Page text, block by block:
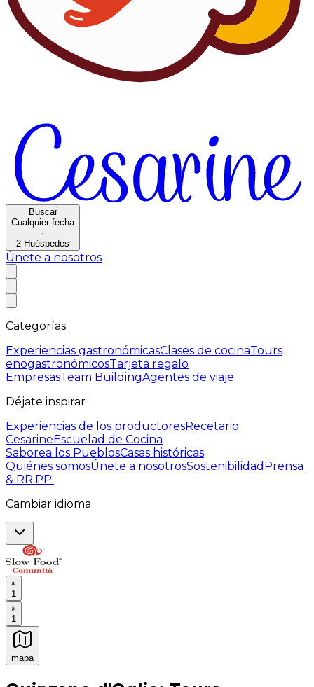
Buscar
Cualquier fecha
·
2 Huéspedes
Únete a nosotros
Categorías
Experiencias gastronómicasClases de cocinaTours
enogastronómicosTarjeta regalo
EmpresasTeam BuildingAgentes de viaje
Déjate inspirar
Experiencias de los productoresRecetario
CesarineEscuelad de Cocina
Saborea los PueblosCasas históricas
Quiénes somosÚnete a nosotrosSostenibilidad Prensa
& RR.PP.
Cambiar idioma
1
1
mapa